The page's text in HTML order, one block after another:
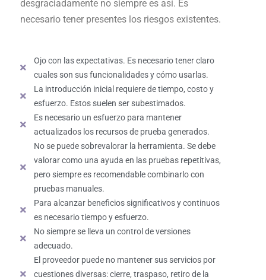
desgraciadamente no siempre es así. Es
necesario tener presentes los riesgos existentes.
Ojo con las expectativas. Es necesario tener claro
cuales son sus funcionalidades y cómo usarlas.
La introducción inicial requiere de tiempo, costo y
esfuerzo. Estos suelen ser subestimados.
Es necesario un esfuerzo para mantener
actualizados los recursos de prueba generados.
No se puede sobrevalorar la herramienta. Se debe
valorar como una ayuda en las pruebas repetitivas,
pero siempre es recomendable combinarlo con
pruebas manuales.
Para alcanzar beneficios significativos y continuos
es necesario tiempo y esfuerzo.
No siempre se lleva un control de versiones
adecuado.
El proveedor puede no mantener sus servicios por
cuestiones diversas: cierre, traspaso, retiro de la